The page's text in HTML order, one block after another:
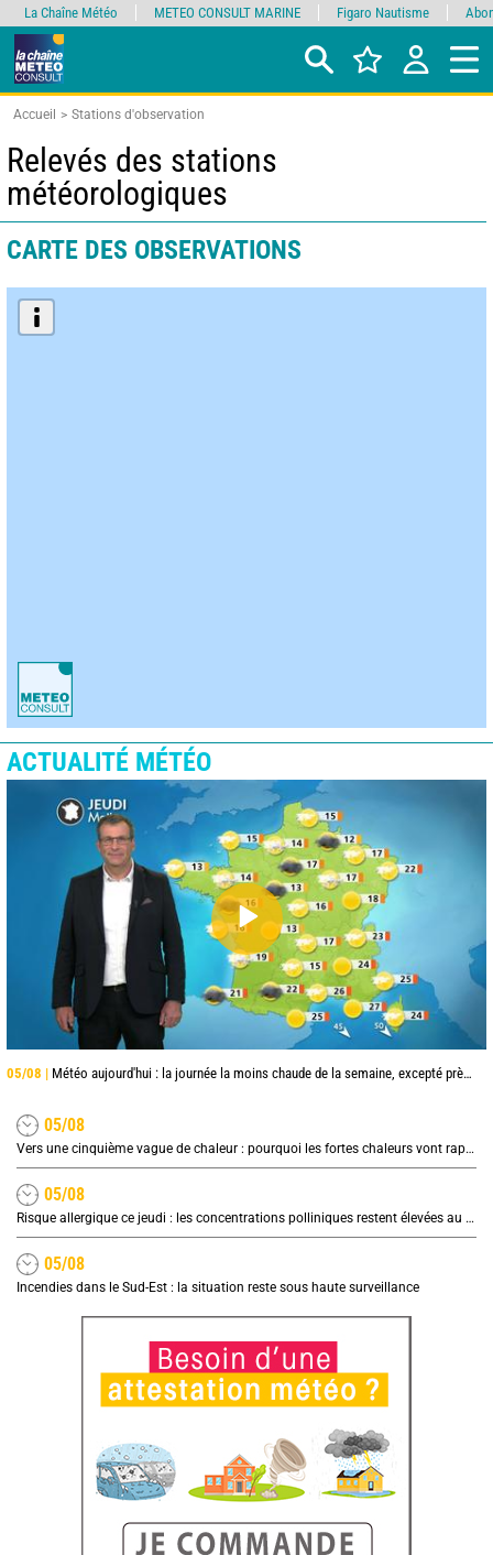
Accueil Stations d'observation
Relevés des stations
météorologiques
CARTE DES OBSERVATIONS
ACTUALITÉ MÉTÉO
05/08 | Météo aujourd'hui : la journée la moins chaude de la semaine, excepté près de la Méditerranée
05/08
Vers une cinquième vague de chaleur : pourquoi les fortes chaleurs vont rapidement revenir en France
05/08
Risque allergique ce jeudi : les concentrations polliniques restent élevées au nord
05/08
Incendies dans le Sud-Est : la situation reste sous haute surveillance
La Chaîne Météo METEO CONSULT MARINE Figaro Nautisme